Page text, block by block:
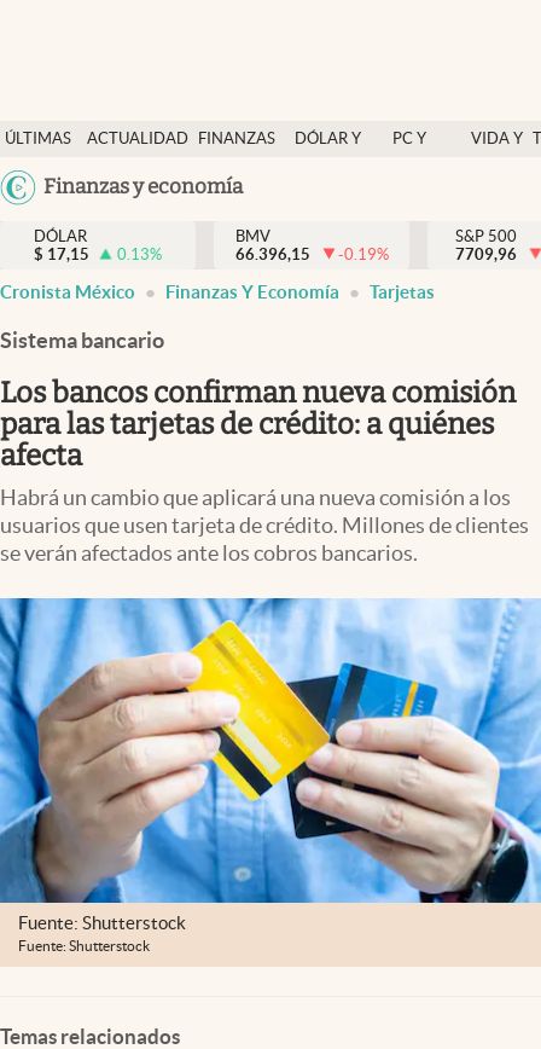
ÚLTIMAS
NOTICIAS
ACTUALIDAD
FINANZAS
DÓLAR Y
PC Y
VIDA Y
México
Finanzas y economía
Actualidad
Finanzas y economía
Dólar y mercados
Pc y celular
Vida y estilo
Tv
Clima
Espiritualidad
Mediakit
abre en nueva pestaña
México
DÓLAR
$ 17,15 0.13%
BMV
66.396,15
-0.19%
S&P 500
7709,96
Cronista México Finanzas Y Economía Tarjetas
Sistema bancario
Los bancos confirman nueva comisión
para las tarjetas de crédito: a quiénes
afecta
Habrá un cambio que aplicará una nueva comisión a los
usuarios que usen tarjeta de crédito. Millones de clientes
se verán afectados ante los cobros bancarios.
Fuente: Shutterstock
Fuente: Shutterstock
Temas relacionados